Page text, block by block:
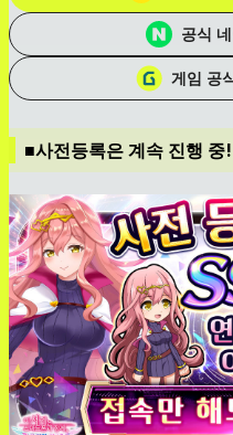
공식
게임 공
■사전등록은 계속 진행 중!